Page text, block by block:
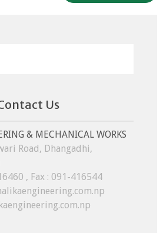
Us
& MECHANICAL WORKS
Road, Dhangadhi,
, Fax : 091-416544